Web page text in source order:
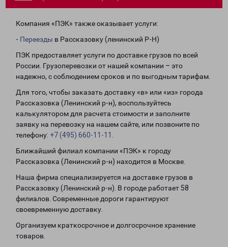
Компания «ПЭК» также оказывает услуги:
- Переезды в Рассказовку (ленинский Р-Н)
ПЭК предоставляет услуги по доставке грузов по всей
России. Грузоперевозки от нашей компании – это
надежно, с соблюдением сроков и по выгодным тарифам.
Для того, чтобы заказать доставку «в» или «из» города
Рассказовка (Ленинский р-н), воспользуйтесь
калькулятором для расчета стоимости и заполните
заявку на перевозку на нашем сайте, или позвоните по
телефону: +7 (495) 660-11-11
Ближайший филиал компании «ПЭК» к городу
Рассказовка (Ленинский р-н) находится в Москве.
Наша фирма специализируется на доставке грузов в
Рассказовку (Ленинский р-н). В городе работает 58
филиалов. Современные дороги гарантируют
своевременную доставку.
Организуем краткосрочное и долгосрочное хранение
товаров.